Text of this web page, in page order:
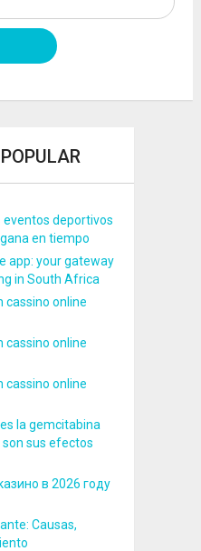
eventos deportivos
en tiempo
app: your gateway
in South Africa
cassino online
cassino online
cassino online
la gemcitabina
sus efectos
в 2026 году
Causas,